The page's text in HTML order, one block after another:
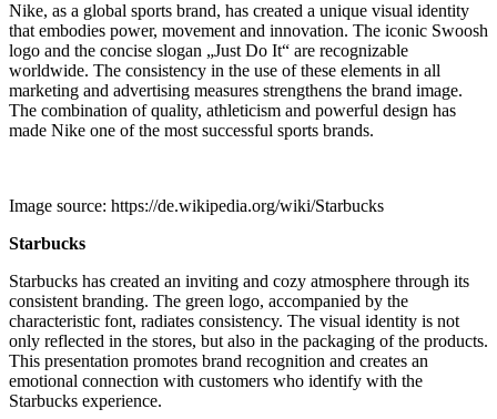
Nike, as a global sports brand, has created a unique visual identity
that embodies power, movement and innovation. The iconic Swoosh
logo and the concise slogan „Just Do It“ are recognizable
worldwide. The consistency in the use of these elements in all
marketing and advertising measures strengthens the brand image.
The combination of quality, athleticism and powerful design has
made Nike one of the most successful sports brands.
Image source: https://de.wikipedia.org/wiki/Starbucks
Starbucks
Starbucks has created an inviting and cozy atmosphere through its
consistent branding. The green logo, accompanied by the
characteristic font, radiates consistency. The visual identity is not
only reflected in the stores, but also in the packaging of the products.
This presentation promotes brand recognition and creates an
emotional connection with customers who identify with the
Starbucks experience.